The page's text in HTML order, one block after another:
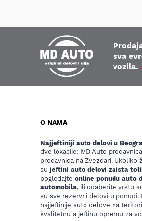
sva
vozila.
O NAMA
Najjeftiniji auto delovi u
dve lokacije: MD Auto
prodavnica na Zvezdari.
su jeftini auto delovi zaista
pogledajte online ponudu auto
automobila, ili odaberite vrstu
su sve rezervni delovi u ponudi.
najjeftinije auto delove na
kvalitetnu a jeftinu opremu za